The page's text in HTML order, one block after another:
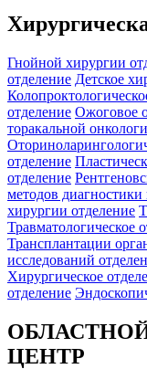
Гнойной хирургии
отделение Детское
отделение Ожоговое
торакальной
отделение
отделение
методов
хирургии отделение
Травматологическое
Трансплантации
исследований
Хирургическое
отделение
ЦЕНТР